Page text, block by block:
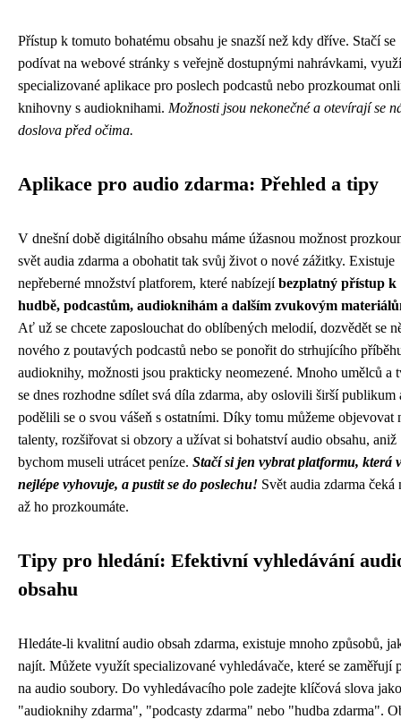
Přístup k tomuto bohatému obsahu je snazší než kdy dříve. Stačí se
podívat na webové stránky s veřejně dostupnými nahrávkami,
specializované aplikace pro poslech podcastů nebo prozkoumat
knihovny s audioknihami. Možnosti jsou nekonečné a otevírají se
doslova před očima.
Aplikace pro audio zdarma: Přehled a tipy
V dnešní době digitálního obsahu máme úžasnou možnost
svět audia zdarma a obohatit tak svůj život o nové zážitky. Existuje
nepřeberné množství platforem, které nabízejíbezplatný přístup k
hudbě, podcastům, audioknihám a dalším zvukovým
Ať už se chcete zaposlouchat do oblíbených melodií, dozvědět se
nového z poutavých podcastů nebo se ponořit do strhujícího
audioknihy, možnosti jsou prakticky neomezené. Mnoho umělců a
se dnes rozhodne sdílet svá díla zdarma, aby oslovili širší publikum
podělili se o svou vášeň s ostatními. Díky tomu můžeme objevovat
talenty, rozšiřovat si obzory a užívat si bohatství audio obsahu, aniž
bychom museli utrácet peníze. Stačí si jen vybrat platformu, která
nejlépe vyhovuje, a pustit se do poslechu! Svět audia zdarma čeká
až ho prozkoumáte.
Tipy pro hledání: Efektivní vyhledávání
obsahu
Hledáte-li kvalitní audio obsah zdarma, existuje mnoho způsobů,
najít. Můžete využít specializované vyhledávače, které se zaměřují
na audio soubory. Do vyhledávacího pole zadejte klíčová slova jako
"audioknihy zdarma", "podcasty zdarma" nebo "hudba zdarma".